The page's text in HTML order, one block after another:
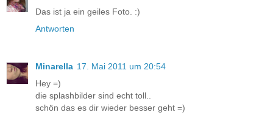
Das ist ja ein geiles Foto. :)
Antworten
Minarella 17. Mai 2011 um 20:54
Hey =)
die splashbilder sind echt toll..
schön das es dir wieder besser geht =)